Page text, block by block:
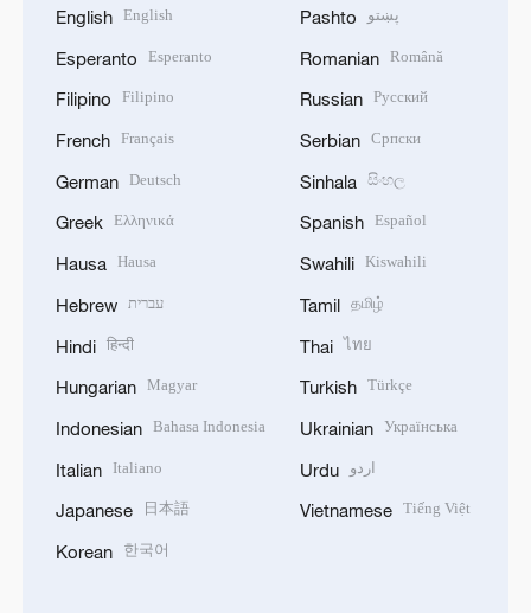
English English
Esperanto Esperanto
Filipino Filipino
French Français
German Deutsch
Greek Ελληνικά
Hausa Hausa
Hebrew עברית
Hindi हिन्दी
Hungarian Magyar
Indonesian Bahasa Indonesia
Italian Italiano
Japanese 日本語
Korean 한국어
Pashto پښتو
Romanian Română
Russian Русский
Serbian Српски
Sinhala සිංහල
Spanish Español
Swahili Kiswahili
Tamil தமிழ்
Thai ไทย
Turkish Türkçe
Ukrainian Українська
Urdu اردو
Vietnamese Tiếng Việt